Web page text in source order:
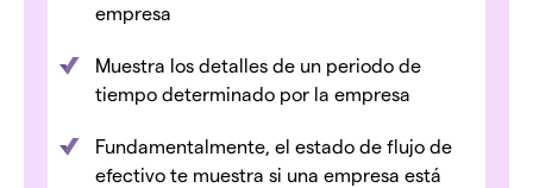
empresa
Muestra los detalles de un periodo de
tiempo determinado por la empresa
Fundamentalmente, el estado de flujo de
efectivo te muestra si una empresa está